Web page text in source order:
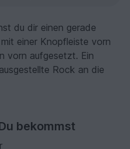
du dir einen gerade
einer Knopfleiste vorn
vorn aufgesetzt. Ein
Rock an die
bekommst